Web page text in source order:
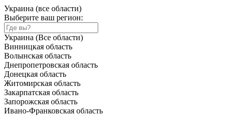
Украина (все области)
Выберите ваш регион:
Украина (Все области)
Винницкая область
Волынская область
Днепропетровская область
Донецкая область
Житомирская область
Закарпатская область
Запорожская область
Ивано-Франковская область